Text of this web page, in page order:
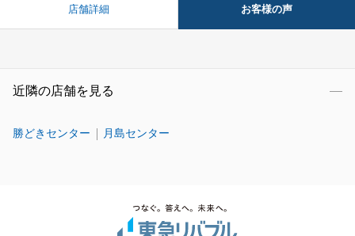
店舗詳細 お客様の声
近隣の店舗を見る
勝どきセンター 月島センター